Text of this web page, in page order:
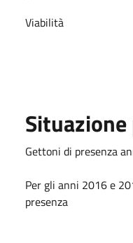
Viabilità
Gettoni di presenza
Per gli anni 2016 e
presenza